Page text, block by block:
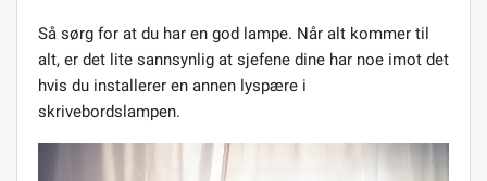
Så sørg for at du har en god lampe. Når alt kommer til
alt, er det lite sannsynlig at sjefene dine har noe imot det
hvis du installerer en annen lyspære i
skrivebordslampen.